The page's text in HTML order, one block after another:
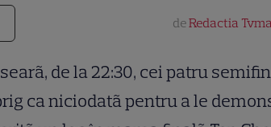
deRedactia
de la 22:30, cei patru
ca niciodatã pentru a le